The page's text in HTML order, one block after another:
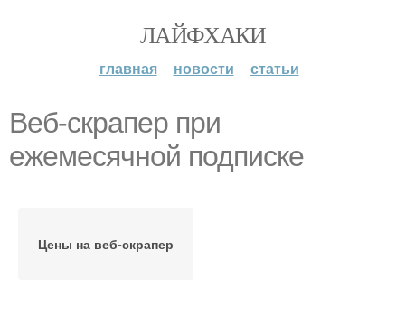
ЛАЙФХАКИ
главная новости статьи
Веб-скрапер при
ежемесячной подписке
Цены на веб-скрапер